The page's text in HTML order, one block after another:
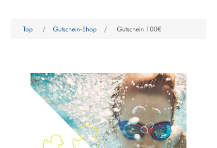
Top / Gutschein-Shop / Gutschein 100€